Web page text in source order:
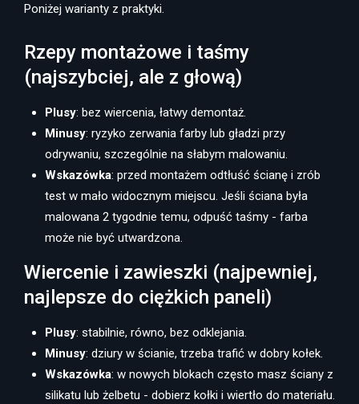
Poniżej warianty z praktyki.
Rzepy montażowe i taśmy
(najszybciej, ale z głową)
Plusy: bez wiercenia, łatwy demontaż.
Minusy: ryzyko zerwania farby lub gładzi przy
odrywaniu, szczególnie na słabym malowaniu.
Wskazówka: przed montażem odtłuść ścianę i zrób
test w mało widocznym miejscu. Jeśli ściana była
malowana 2 tygodnie temu, odpuść taśmy - farba
może nie być utwardzona.
Wiercenie i zawieszki (najpewniej,
najlepsze do ciężkich paneli)
Plusy: stabilnie, równo, bez odklejania.
Minusy: dziury w ścianie, trzeba trafić w dobry kołek.
Wskazówka: w nowych blokach często masz ściany z
silikatu lub żelbetu - dobierz kołki i wiertło do materiału.